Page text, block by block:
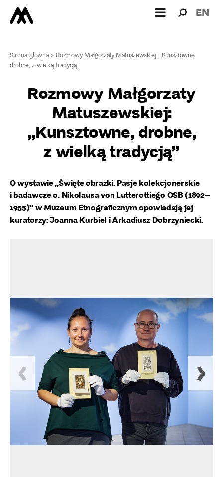
dla: EN
Strona główna> Rozmowy Małgorzaty Matuszewskiej: „Kunsztowne,
drobne, z wielką tradycją”
Rozmowy Małgorzaty
Matuszewskiej:
„Kunsztowne, drobne,
z wielką tradycją”
O wystawie„Święte obrazki. Pasje kolekcjonerskie
i badawcze o. Nikolausa von Lutterottiego OSB (1892–
1955)”w Muzeum Etnograficznym opowiadają jej
kuratorzy: Joanna Kurbiel i Arkadiusz Dobrzyniecki.